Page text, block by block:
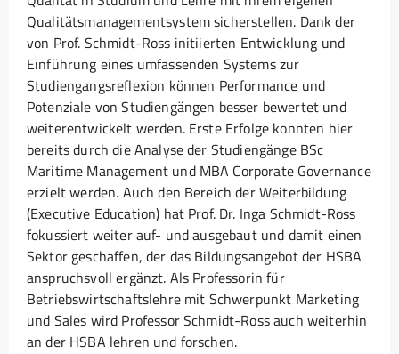
Qualitätsmanagementsystem sicherstellen. Dank der
von Prof. Schmidt-Ross initiierten Entwicklung und
Einführung eines umfassenden Systems zur
Studiengangsreflexion können Performance und
Potenziale von Studiengängen besser bewertet und
weiterentwickelt werden. Erste Erfolge konnten hier
bereits durch die Analyse der Studiengänge BSc
Maritime Management und MBA Corporate Governance
erzielt werden. Auch den Bereich der Weiterbildung
(Executive Education) hat Prof. Dr. Inga Schmidt-Ross
fokussiert weiter auf- und ausgebaut und damit einen
Sektor geschaffen, der das Bildungsangebot der HSBA
anspruchsvoll ergänzt. Als Professorin für
Betriebswirtschaftslehre mit Schwerpunkt Marketing
und Sales wird Professor Schmidt-Ross auch weiterhin
an der HSBA lehren und forschen.